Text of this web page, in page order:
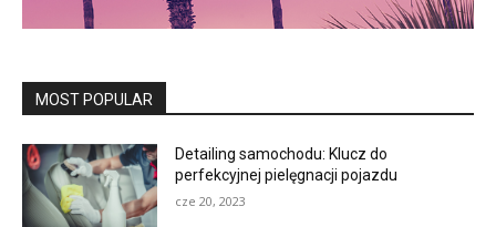
MOST POPULAR
Detailing samochodu: Klucz do
perfekcyjnej pielęgnacji pojazdu
cze 20, 2023